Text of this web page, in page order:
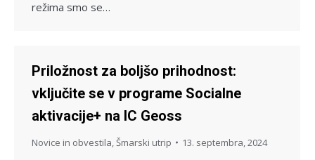
režima smo se…
Priložnost za boljšo prihodnost:
vključite se v programe Socialne
aktivacije+ na IC Geoss
Novice in obvestila Šmarski utrip 13. septembra, 2024